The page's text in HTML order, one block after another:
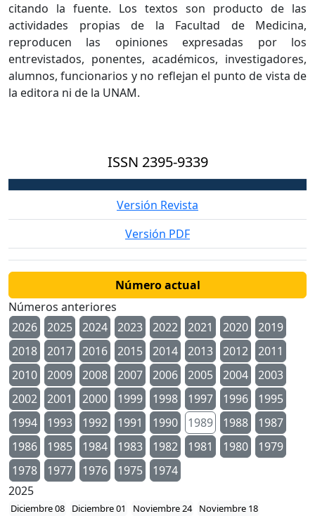
citando la fuente. Los textos son producto de las
actividades propias de la Facultad de Medicina,
reproducen las opiniones expresadas por los
entrevistados, ponentes, académicos, investigadores,
alumnos, funcionarios y no reflejan el punto de vista de
la editora ni de la UNAM.
ISSN 2395-9339
Versión Revista
Versión PDF
Número actual
Números anteriores
2026
2025 2024 2023 2022 2021 2020
2019
2018
2017 2016 2015 2014 2013 2012
2011
2010
2009 2008 2007 2006 2005 2004
2003
2002
2001 2000 1999 1998 1997 1996
1995
1994
1993 1992 1991 1990 1989 1988
1987
1986
1985 1984 1983 1982 1981 1980
1979
1978
1977 1976 1975
1974
2025
Diciembre 08 Diciembre 01 Noviembre 24
Noviembre 18